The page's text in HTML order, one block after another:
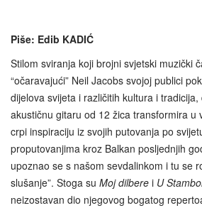
Piše: Edib KADIĆ
Stilom sviranja koji brojni svjetski muzički
“očaravajući” Neil Jacobs svojoj publici
dijelova svijeta i različitih kultura i
akustičnu gitaru od 12 žica transformira u
crpi inspiraciju iz svojih putovanja po
proputovanjima kroz Balkan posljednjih
upoznao se s našom sevdalinkom i tu se
slušanje”. Stoga su Moj dilbere i U
neizostavan dio njegovog bogatog